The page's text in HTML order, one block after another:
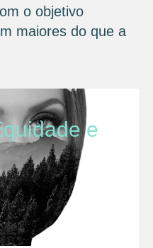
o objetivo
maiores do que a
e